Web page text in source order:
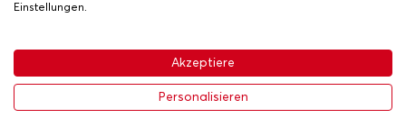
64,46 €
-35% 99,16 €
In den Warenkorb
Allgemeine Verkaufsbedingungen•
Datenschutz- und Cookie-Richtlinie•Livraison
Einstellungen.
Akzeptiere
Personalisieren